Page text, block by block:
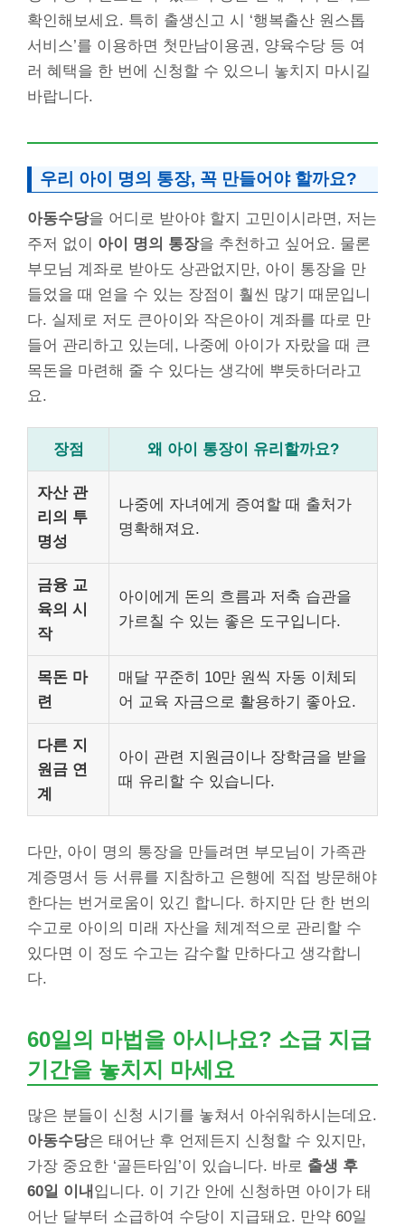
확인해보세요. 특히 출생신고 시 ‘행복출산 원스톱
서비스’를 이용하면 첫만남이용권, 양육수당 등 여
러 혜택을 한 번에 신청할 수 있으니 놓치지 마시길
바랍니다.
우리 아이 명의 통장, 꼭 만들어야 할까요?
아동수당을 어디로 받아야 할지 고민이시라면, 저는
주저 없이 아이 명의 통장을 추천하고 싶어요. 물론
부모님 계좌로 받아도 상관없지만, 아이 통장을 만
들었을 때 얻을 수 있는 장점이 훨씬 많기 때문입니
다. 실제로 저도 큰아이와 작은아이 계좌를 따로 만
들어 관리하고 있는데, 나중에 아이가 자랐을 때 큰
목돈을 마련해 줄 수 있다는 생각에 뿌듯하더라고
요.
장점 왜 아이 통장이 유리할까요?
자산 관
리의 투
명성
나중에 자녀에게 증여할 때 출처가
명확해져요.
금융 교
육의 시
작
아이에게 돈의 흐름과 저축 습관을
가르칠 수 있는 좋은 도구입니다.
목돈 마
련
매달 꾸준히 10만 원씩 자동 이체되
어 교육 자금으로 활용하기 좋아요.
다른 지
원금 연
계
아이 관련 지원금이나 장학금을 받을
때 유리할 수 있습니다.
다만, 아이 명의 통장을 만들려면 부모님이 가족관
계증명서 등 서류를 지참하고 은행에 직접 방문해야
한다는 번거로움이 있긴 합니다. 하지만 단 한 번의
수고로 아이의 미래 자산을 체계적으로 관리할 수
있다면 이 정도 수고는 감수할 만하다고 생각합니
다.
60일의 마법을 아시나요? 소급 지급
기간을 놓치지 마세요
많은 분들이 신청 시기를 놓쳐서 아쉬워하시는데요.
아동수당은 태어난 후 언제든지 신청할 수 있지만,
가장 중요한 ‘골든타임’이 있습니다. 바로 출생 후
60일 이내 입니다. 이 기간 안에 신청하면 아이가 태
어난 달부터 소급하여 수당이 지급돼요. 만약 60일